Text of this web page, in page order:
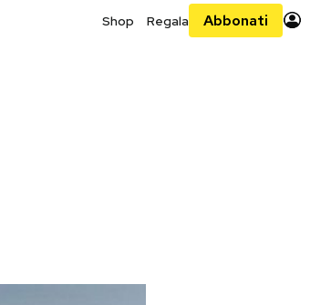
Shop Regala Abbonati